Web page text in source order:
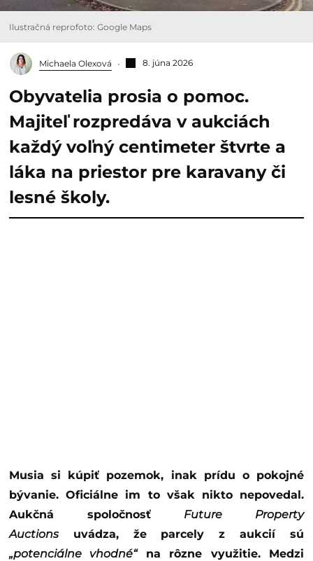
Ilustračná reprofoto: Google Maps
Michaela Olexová 8. júna 2026
Obyvatelia prosia o pomoc.
Majiteľ rozpredáva v aukciách
každý voľný centimeter štvrte a
láka na priestor pre karavany či
lesné školy.
Musia si kúpiť pozemok, inak prídu o pokojné
bývanie. Oficiálne im to však nikto nepovedal.
Aukčná spoločnosť Future Property
Auctions uvádza, že parcely z aukcií sú
„potenciálne vhodné“na rôzne využitie. Medzi